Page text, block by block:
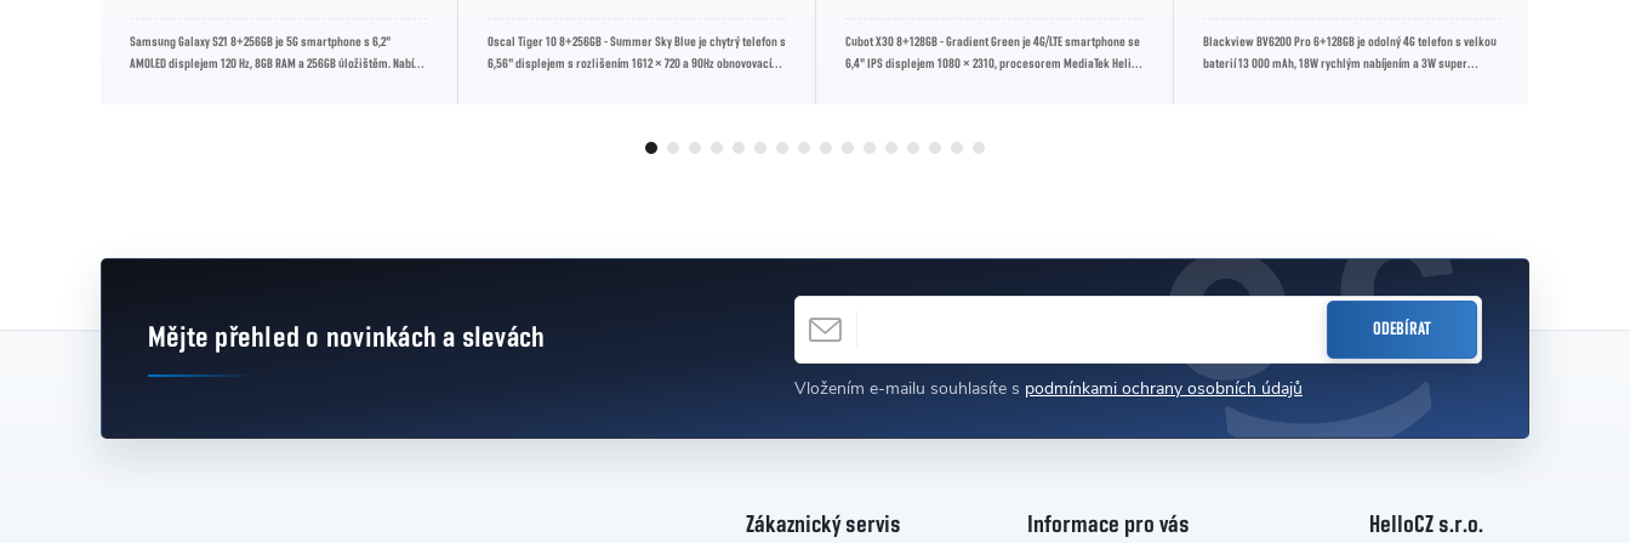
Samsung Galaxy S21 8+256GB je 5G smartphone s 6,2"
AMOLED displejem 120 Hz, 8GB RAM a 256GB úložištěm. Nabízí
Oscal Tiger 10 8+256GB - Summer Sky Blue je chytrý telefon s
6,56" displejem s rozlišením 1612 × 720 a 90Hz obnovovací
Cubot X30 8+128GB - Gradient Green je 4G/LTE smartphone se
6,4" IPS displejem 1080 × 2310, procesorem MediaTek Helio
Blackview BV6200 Pro 6+128GB je odolný 4G telefon s velkou
baterií 13 000 mAh, 18W rychlým nabíjením a 3W super
Mějte přehled o novinkácha slevách E-MAIL
Vložením e-mailu souhlasíte s podmínkami ochrany osobních údajů
ODEBÍRAT
Zákaznický servis Informace pro vás HelloCZ s.r.o.